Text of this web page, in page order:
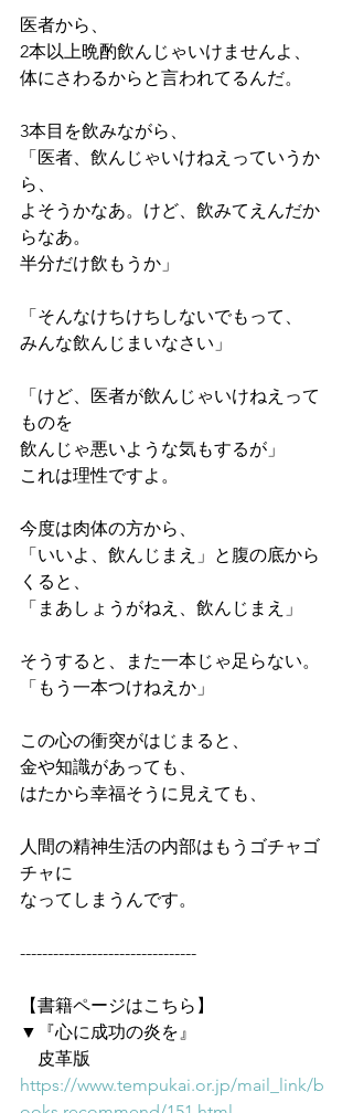
医者から、
2本以上晩酌飲んじゃいけませんよ、
体にさわるからと言われてるんだ。
3本目を飲みながら、
「医者、飲んじゃいけねえっていうか
ら、
よそうかなあ。けど、飲みてえんだか
らなあ。
半分だけ飲もうか」
「そんなけちけちしないでもって、
みんな飲んじまいなさい」
「けど、医者が飲んじゃいけねえって
ものを
飲んじゃ悪いような気もするが」
これは理性ですよ。
今度は肉体の方から、
「いいよ、飲んじまえ」と腹の底から
くると、
「まあしょうがねえ、飲んじまえ」
そうすると、また一本じゃ足らない。
「もう一本つけねえか」
この心の衝突がはじまると、
金や知識があっても、
はたから幸福そうに見えても、
人間の精神生活の内部はもうゴチャゴ
チャに
なってしまうんです。
--------------------------------
【書籍ページはこちら】
▼『心に成功の炎を』
皮革版
https://www.tempukai.or.jp/mail_link/b